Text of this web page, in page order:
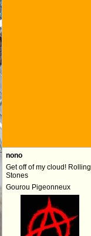
nono
Get off of my cloud! Rolling
Stones
Gourou Pigeonneux